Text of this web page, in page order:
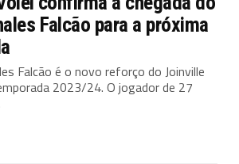
Falcão para a próxima
Falcão é o novo reforço do Joinville
2023/24. O jogador de 27